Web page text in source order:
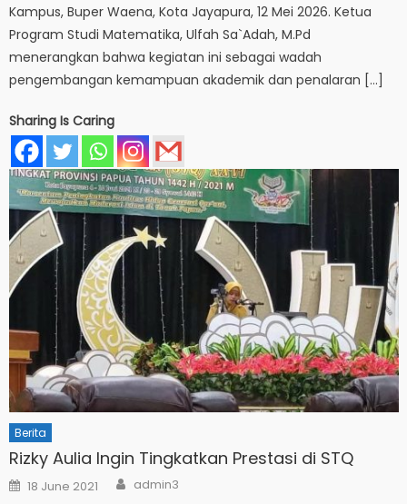
Kampus, Buper Waena, Kota Jayapura, 12 Mei 2026. Ketua
Program Studi Matematika, Ulfah Sa`Adah, M.Pd
menerangkan bahwa kegiatan ini sebagai wadah
pengembangan kemampuan akademik dan penalaran […]
Sharing Is Caring
Berita
Rizky Aulia Ingin Tingkatkan Prestasi di STQ
Posted
on
18 June 2021 Author
admin3